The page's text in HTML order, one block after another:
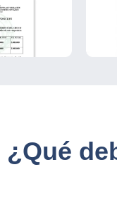
¿Qué